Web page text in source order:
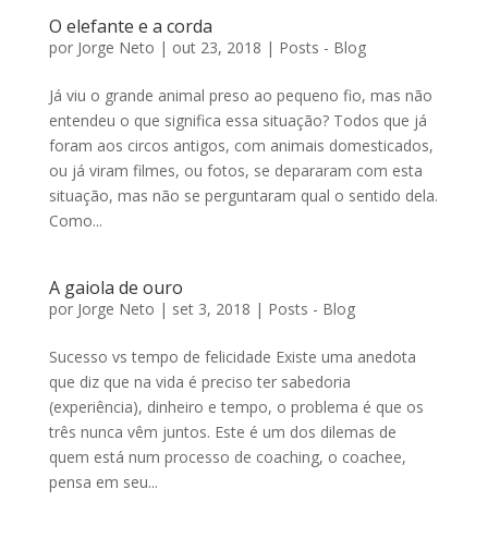
O elefante e a corda
por Jorge Neto | out 23, 2018 | Posts - Blog
Já viu o grande animal preso ao pequeno fio, mas não
entendeu o que significa essa situação? Todos que já
foram aos circos antigos, com animais domesticados,
ou já viram filmes, ou fotos, se depararam com esta
situação, mas não se perguntaram qual o sentido dela.
Como...
A gaiola de ouro
por Jorge Neto | set 3, 2018 | Posts - Blog
Sucesso vs tempo de felicidade Existe uma anedota
que diz que na vida é preciso ter sabedoria
(experiência), dinheiro e tempo, o problema é que os
três nunca vêm juntos. Este é um dos dilemas de
quem está num processo de coaching, o coachee,
pensa em seu...